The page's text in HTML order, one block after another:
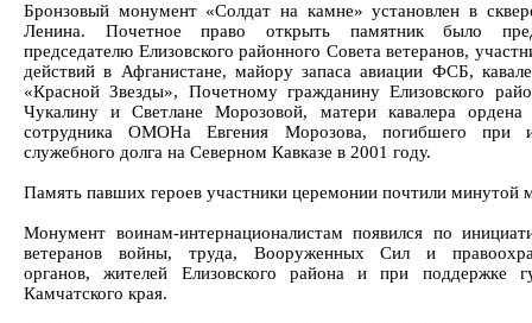
Бронзовый монумент «Солдат на камне» установлен в
Ленина. Почетное право открыть памятник было
председателю Елизовского районного Совета ветеранов,
действий в Афганистане, майору запаса авиации ФСБ,
«Красной Звезды», Почетному гражданину Елизовского
Чукалину и Светлане Морозовой, матери кавалера ордена
сотрудника ОМОНа Евгения Морозова, погибшего при
служебного долга на Северном Кавказе в 2001 году.
Память павших героев участники церемонии почтили минутой
Монумент воинам-интернационалистам появился по
ветеранов войны, труда, Вооруженных Сил и
органов, жителей Елизовского района и при поддержке
Камчатского края.